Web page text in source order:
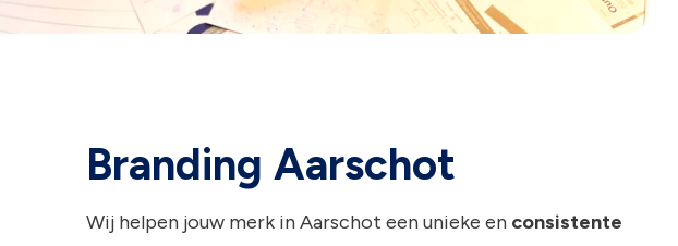
Branding Aarschot
Wij helpen jouw merk in Aarschot een unieke en consistente